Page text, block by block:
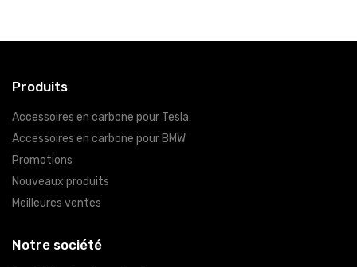
Produits
Accessoires en carbone pour Tesla
Accessoires en carbone pour BMW
Promotions
Nouveaux produits
Meilleures ventes
Notre société